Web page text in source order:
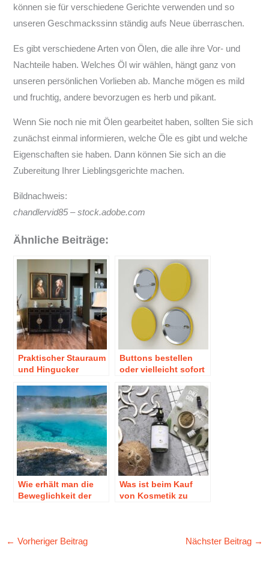
können sie für verschiedene Gerichte verwenden und so
unseren Geschmackssinn ständig aufs Neue überraschen.
Es gibt verschiedene Arten von Ölen, die alle ihre Vor- und
Nachteile haben. Welches Öl wir wählen, hängt ganz von
unseren persönlichen Vorlieben ab. Manche mögen es mild
und fruchtig, andere bevorzugen es herb und pikant.
Wenn Sie noch nie mit Ölen gearbeitet haben, sollten Sie sich
zunächst einmal informieren, welche Öle es gibt und welche
Eigenschaften sie haben. Dann können Sie sich an die
Zubereitung Ihrer Lieblingsgerichte machen.
Bildnachweis:
chandlervid85 – stock.adobe.com
Ähnliche Beiträge:
Praktischer Stauraum
und Hingucker
Buttons bestellen
oder vielleicht sofort
greifen
Wie erhält man die
Beweglichkeit der
Was ist beim Kauf
von Kosmetik zu
← Vorheriger Beitrag Nächster Beitrag →